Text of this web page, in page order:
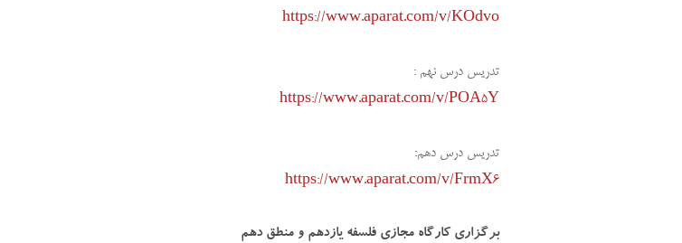
https://www.aparat.com/v/KOdvo
تدریس درس نهم :
https://www.aparat.com/v/POA5Y
تدریس درس دهم:
https://www.aparat.com/v/FrmX6
برگزاری کارگاه مجازی فلسفه یازدهم و منطق دهم